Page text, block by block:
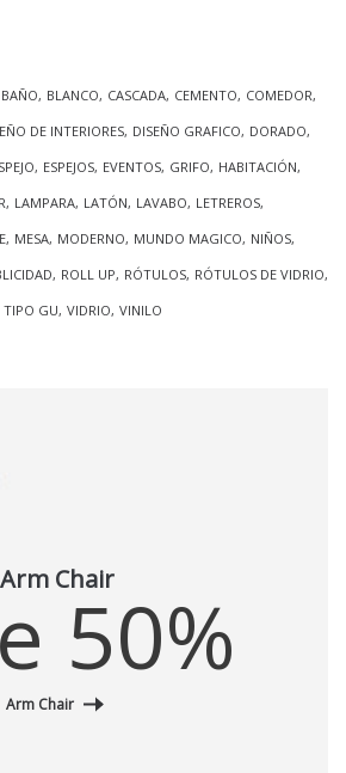
BAÑO BLANCO CASCADA CEMENTO COMEDOR
DE INTERIORES DISEÑO GRAFICO DORADO
ESPEJOS EVENTOS GRIFO HABITACIÓN
LAMPARA LATÓN LAVABO LETREROS
MESA MODERNO MUNDO MAGICO NIÑOS
ROLL UP RÓTULOS RÓTULOS DE VIDRIO
TIPO GU VIDRIO VINILO
Arm Chair50%
Arm Chair